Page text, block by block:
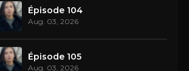
Épisode 104
Aug. 03, 2026
Épisode 105
Aug. 03, 2026